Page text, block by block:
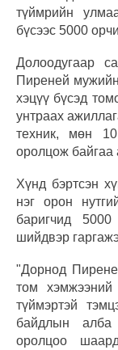
түймрийн
бүсээс 5000
Долоодугаар
Пиреней
хэцүү бүсэд
унтраах
техник, мөн
оролцож байгаа
Хүнд бэртсэн
нэг орон
баригчид
шийдвэр
"Дорнод
том
түймэртэй
байдлын алба
оролцоо